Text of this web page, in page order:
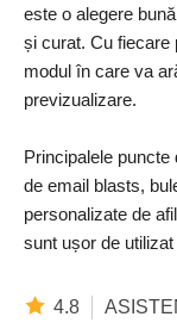
este o alegere
și curat. Cu fiecare
modul în care va
previzualizare.
Principalele
de email blasts,
personalizate de
sunt ușor de
4.8